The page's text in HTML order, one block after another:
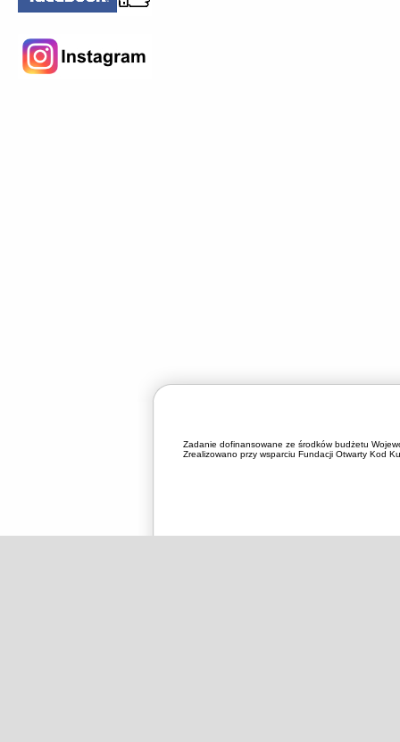
Zadanie dofinansowane ze środków budżetu
Zrealizowano przy wsparciu Fundacji Otwarty Kod